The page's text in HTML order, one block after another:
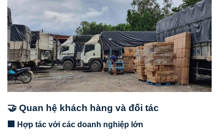
🤝 Quan hệ khách hàng và đối tác
🏢 Hợp tác với các doanh nghiệp lớn